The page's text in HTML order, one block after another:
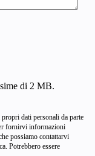
di 2 MB.
dati personali da parte
fornirvi informazioni
possiamo contattarvi
Potrebbero essere